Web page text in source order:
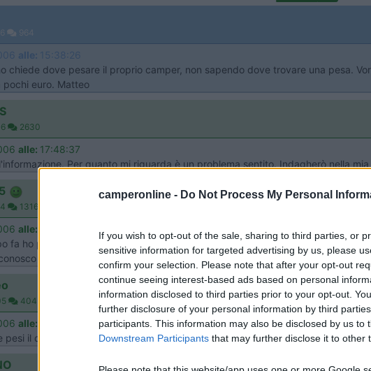
camperonline - Do Not Process My Personal
If you wish to opt-out of the sale, sharing to third parties, or
sensitive information for targeted advertising by us, please
confirm your selection. Please note that after your opt-out
continue seeing interest-based ads based on personal
information disclosed to third parties prior to your opt-out.
further disclosure of your personal information by third
participants. This information may also be disclosed by us to
Downstream Participants that may further disclose it to other
964
alle: 15:38:26
chiede dove pesare il proprio camper, non sapendo dove trovare una pesa.
pochi euro. Matteo
2630
alle: 17:48:37
Per quanto mi riguarda è un problema sentito. Indagherò nella
13164
alle:
fa ho pesato il mio camper...4050kg...un coccolone.La stessa mattina sono
una terza!! Ciao,e buone pesate Gianluca
404
alle:
pesi il camper e vedono che è sovrappeso, cosa ti fanno? Sequestro, multa o